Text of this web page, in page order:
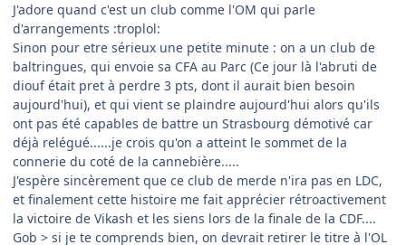
J'adore quand c'est un club comme l'OM qui parle
d'arrangements :troplol:
Sinon pour etre sérieux une petite minute : on a un club de
baltringues, qui envoie sa CFA au Parc (Ce jour là l'abruti de
diouf était pret à perdre 3 pts, dont il aurait bien besoin
aujourd'hui), et qui vient se plaindre aujourd'hui alors qu'ils
ont pas été capables de battre un Strasbourg démotivé car
déjà relégué......je crois qu'on a atteint le sommet de la
connerie du coté de la cannebière.....
J'espère sincèrement que ce club de merde n'ira pas en LDC,
et finalement cette histoire me fait apprécier rétroactivement
la victoire de Vikash et les siens lors de la finale de la CDF....
Gob > si je te comprends bien, on devrait retirer le titre à l'OL